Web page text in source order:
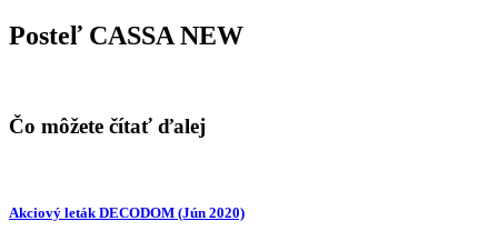
Posteľ CASSA NEW
Čo môžete čítať ďalej
Akciový leták DECODOM (Jún 2020)